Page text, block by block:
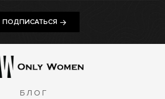
ПОДПИСАТЬСЯ
БЛОГ